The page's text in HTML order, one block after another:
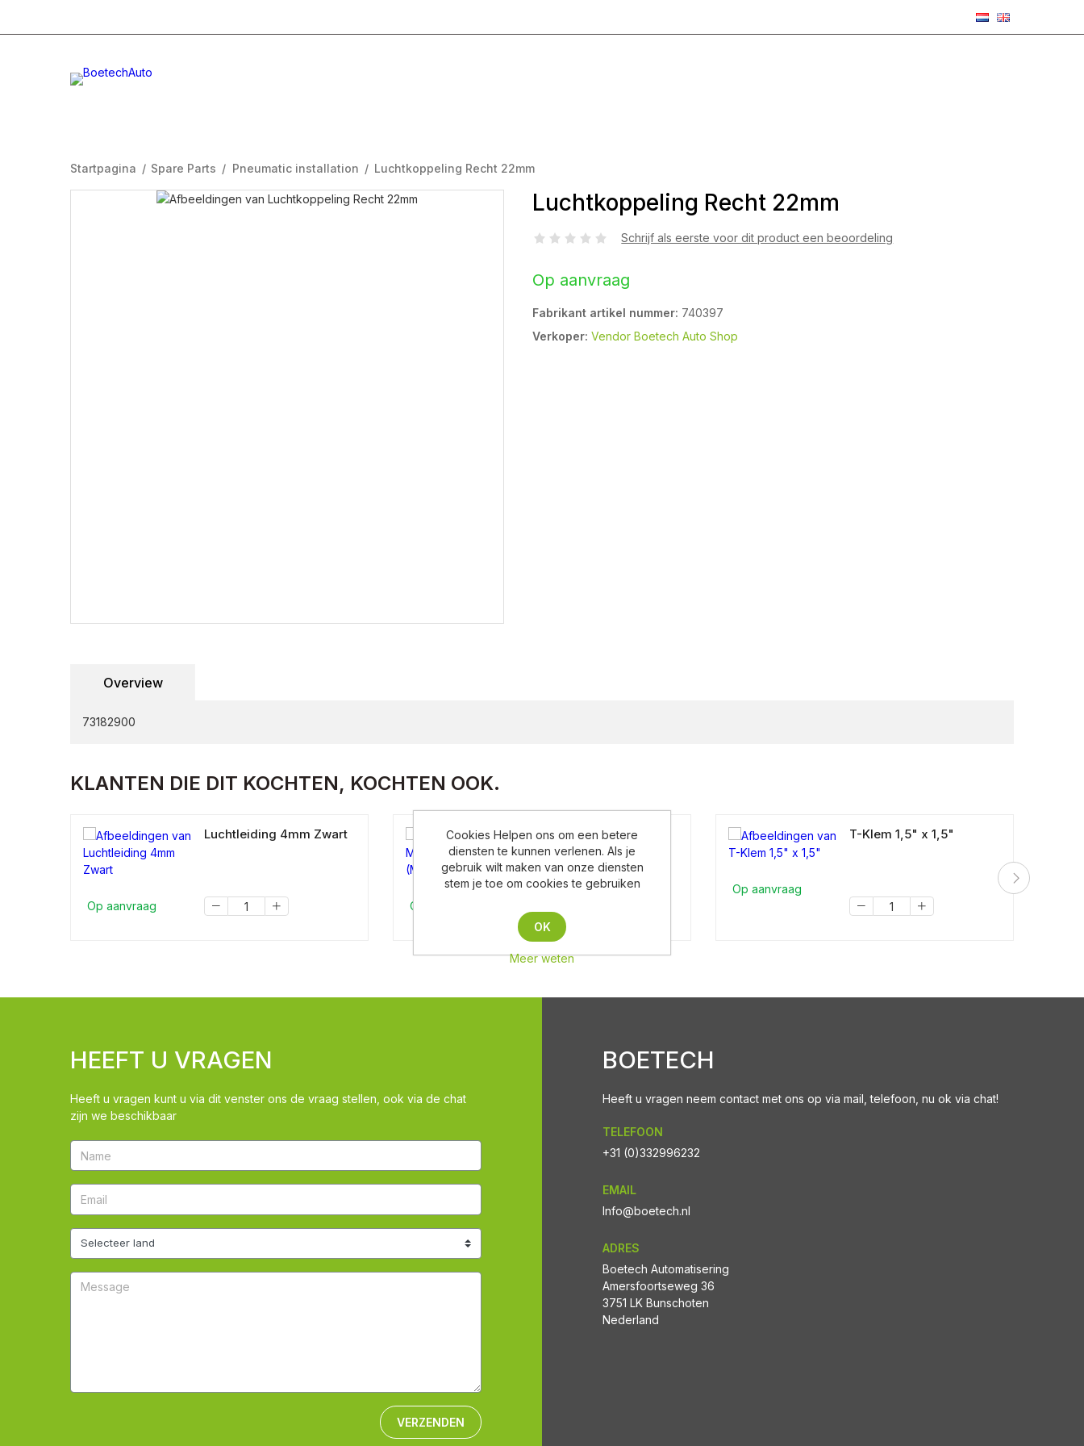
Startpagina / Spare Parts / Pneumatic installation / Luchtkoppeling Recht 22mm
Luchtkoppeling Recht 22mm
Schrijf als eerste voor dit product een beoordeling
Op aanvraag
Fabrikant artikel nummer: 740397
Verkoper: Vendor Boetech Auto Shop
Overview
73182900
KLANTEN DIE DIT KOCHTEN, KOCHTEN OOK.
Op aanvraag
Luchtleiding 4mm Zwart
Op aanvraag
Melkslang rood (M4use)
Op aanvraag
T-Klem 1,5" x 1,5"
HEEFT U VRAGEN
Heeft u vragen kunt u via dit venster ons de vraag stellen, ook via de chat
zijn we beschikbaar
VERZENDEN
BOETECH
Heeft u vragen neem contact met ons op via mail, telefoon, nu ok via chat!
TELEFOON
+31 (0)332996232
EMAIL
Info@boetech.nl
ADRES
Boetech Automatisering
Amersfoortseweg 36
3751 LK Bunschoten
Nederland
Cookies Helpen ons om een betere
diensten te kunnen verlenen. Als je
gebruik wilt maken van onze diensten
stem je toe om cookies te gebruiken
OK
Meer weten